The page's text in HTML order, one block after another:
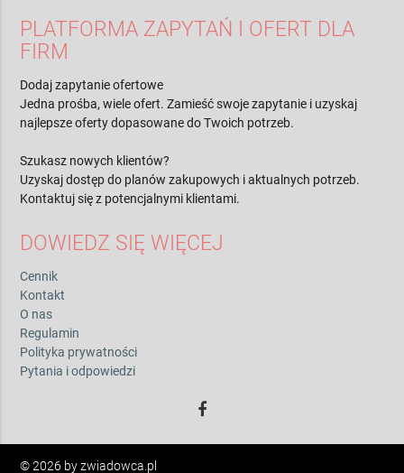
PLATFORMA ZAPYTAŃ I OFERT DLA
FIRM
Dodaj zapytanie ofertowe
Jedna prośba, wiele ofert. Zamieść swoje zapytanie i uzyskaj
najlepsze oferty dopasowane do Twoich potrzeb.
Szukasz nowych klientów?
Uzyskaj dostęp do planów zakupowych i aktualnych potrzeb.
Kontaktuj się z potencjalnymi klientami.
DOWIEDZ SIĘ WIĘCEJ
Cennik
Kontakt
O nas
Regulamin
Polityka prywatności
Pytania i odpowiedzi
© 2026 by zwiadowca.pl